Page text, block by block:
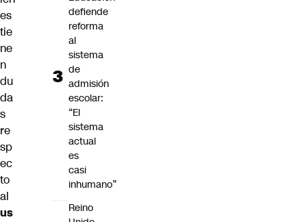
es
tie
ne
n
du
da
s
re
sp
ec
to
al
us
defiende
reforma
al
sistema
de
admisión
escolar:
“El
sistema
actual
es
casi
inhumano”
Reino